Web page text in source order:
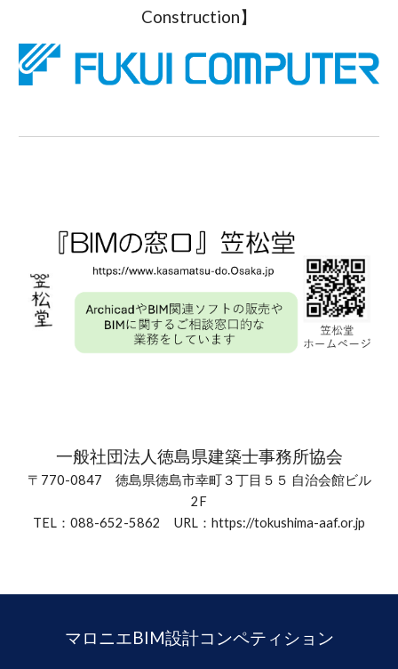
Construction】
一般社団法人徳島県建築士事務所協会
〒770-0847 徳島県徳島市幸町３丁目５５ 自治会館ビル
2F
TEL：088-652-5862 URL：https://tokushima-aaf.or.jp
マロニエBIM設計コンペティション